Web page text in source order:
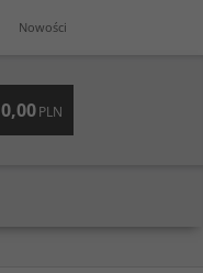
Nowości
0,00PLN